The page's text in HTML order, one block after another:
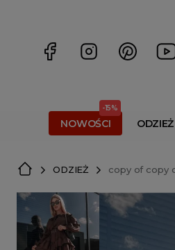
NOWOŚCI
-15%
ODZIEŻ
ODZIEŻ copy of copy